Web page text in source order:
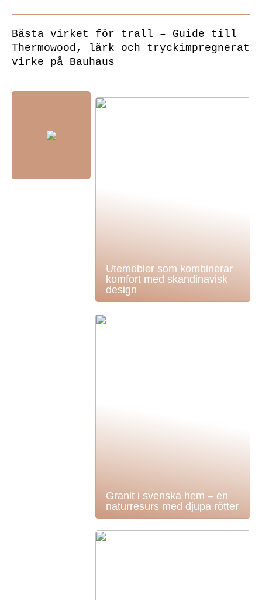
Bästa virket för trall – Guide till
Thermowood, lärk och tryckimpregnerat
virke på Bauhaus
Utemöbler som kombinerar
komfort med skandinavisk
design
Granit i svenska hem – en
naturresurs med djupa rötter